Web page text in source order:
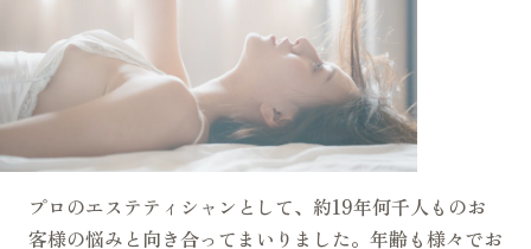
プロのエステティシャンとして、約19年何千人ものお
客様の悩みと向き合ってまいりました。年齢も様々でお